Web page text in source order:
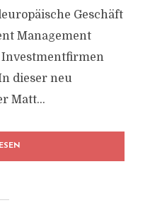
Geschäft
Management
Investmentfirmen
dieser neu
Matt...